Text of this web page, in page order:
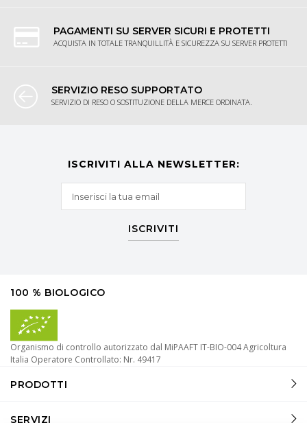
PAGAMENTI SU SERVER SICURI E PROTETTI
ACQUISTA IN TOTALE TRANQUILLITÀ E SICUREZZA SU SERVER PROTETTI
SERVIZIO RESO SUPPORTATO
SERVIZIO DI RESO O SOSTITUZIONE DELLA MERCE ORDINATA.
ISCRIVITI ALLA NEWSLETTER:
ISCRIVITI
100 % BIOLOGICO
Organismo di controllo autorizzato dal MiPAAFT IT-BIO-004 Agricoltura
Italia Operatore Controllato: Nr. 49417
PRODOTTI
SERVIZI